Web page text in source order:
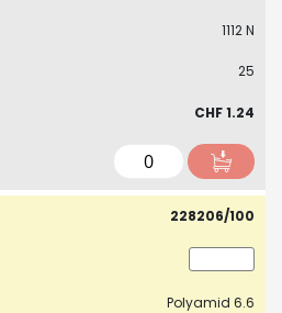
1112 N
25
CHF 1.24
228206/100
Polyamid 6.6